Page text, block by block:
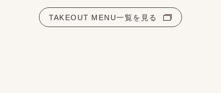
TAKEOUT MENU一覧を見る